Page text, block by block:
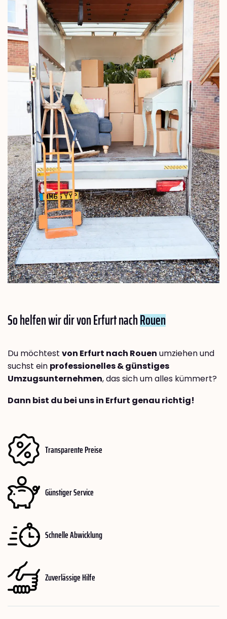
So helfen wir dir von Erfurt nachRouen
Du möchtest von Erfurt nach Rouen umziehen und
suchst ein professionelles & günstiges
Umzugsunternehmen, das sich um alles kümmert?
Dann bist du bei uns in Erfurt genau richtig!
Transparente Preise
Günstiger Service
Schnelle Abwicklung
Zuverlässige Hilfe